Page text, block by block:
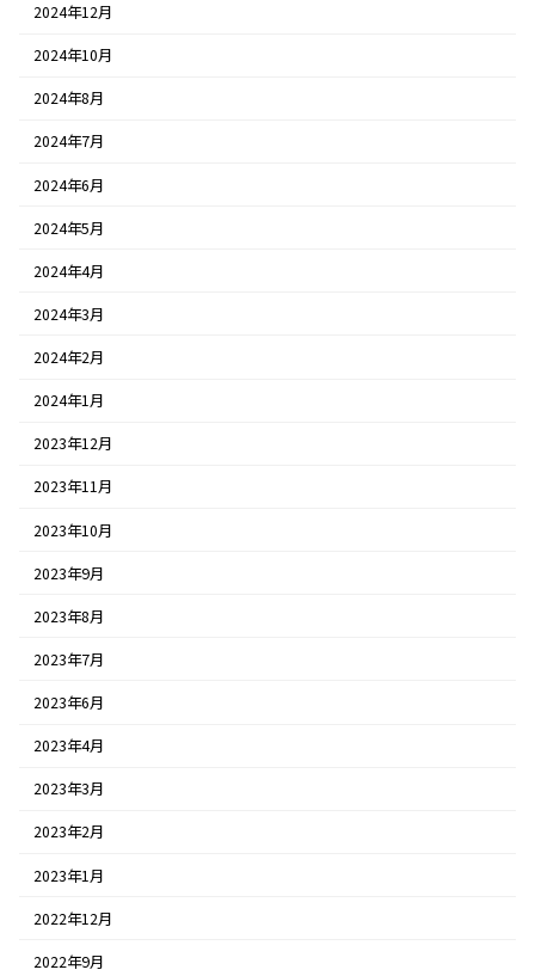
2024年12月
2024年10月
2024年8月
2024年7月
2024年6月
2024年5月
2024年4月
2024年3月
2024年2月
2024年1月
2023年12月
2023年11月
2023年10月
2023年9月
2023年8月
2023年7月
2023年6月
2023年4月
2023年3月
2023年2月
2023年1月
2022年12月
2022年9月